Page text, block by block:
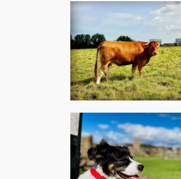
Angleterre, août 2019 –
Mylène Farmer : Dessine-
Saint-Léonard, août 2021
Pink Floyd : Atom heart
mother